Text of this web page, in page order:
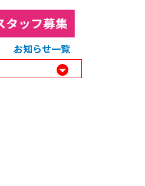
お知らせ一覧